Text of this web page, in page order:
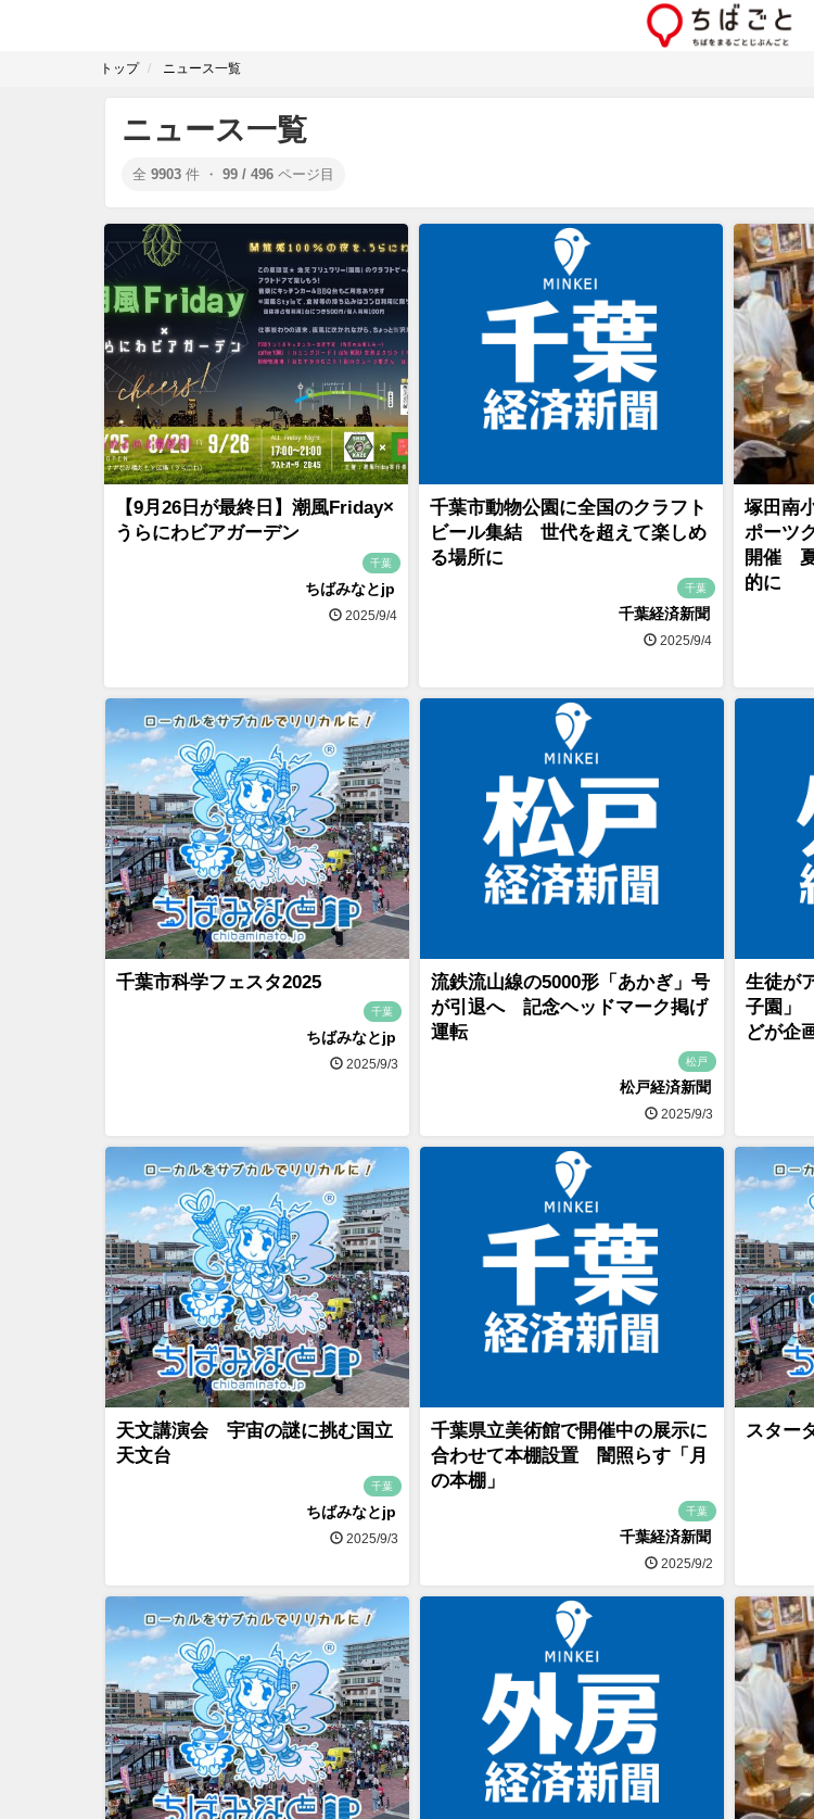
トップ ニュース一覧
ニュース一覧
全 9903 件 ・ 99 / 496 ページ目
【9月26日が最終日】潮風Friday×
うらにわビアガーデン
千葉
ちばみなとjp
2025/9/4
千葉市動物公園に全国のクラフト
ビール集結 世代を超えて楽しめ
る場所に
千葉
千葉経済新聞
2025/9/4
塚田南
ポーツ
開催 夏
的に
千葉市科学フェスタ2025
千葉
ちばみなとjp
2025/9/3
流鉄流山線の5000形「あかぎ」号
が引退へ 記念ヘッドマーク掲げ
運転
松戸
松戸経済新聞
2025/9/3
生徒が
子園」
どが企
天文講演会 宇宙の謎に挑む国立
天文台
千葉
ちばみなとjp
2025/9/3
千葉県立美術館で開催中の展示に
合わせて本棚設置 闇照らす「月
の本棚」
千葉
千葉経済新聞
2025/9/2
スター